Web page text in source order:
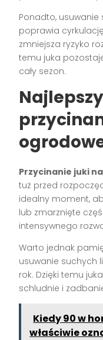
Ponadto, usuwanie
poprawia
zmniejsza ryzyko
temu juka
cały sezon.
Przycinanie juki
tuż przed
idealny moment,
lub zmarznięte
intensywnego
Warto jednak
usuwanie suchych
rok. Dzięki temu
schludnie i
Kiedy 90 w
właściwie